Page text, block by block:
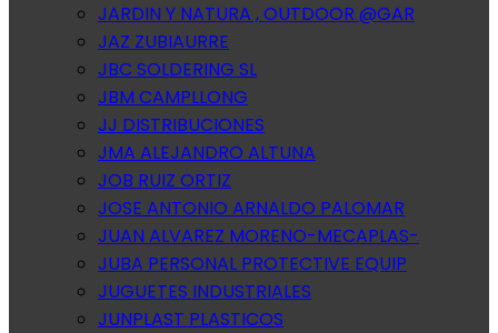
JARDIN Y NATURA , OUTDOOR @GAR
JAZ ZUBIAURRE
JBC SOLDERING SL
JBM CAMPLLONG
JJ DISTRIBUCIONES
JMA ALEJANDRO ALTUNA
JOB RUIZ ORTIZ
JOSE ANTONIO ARNALDO PALOMAR
JUAN ALVAREZ MORENO-MECAPLAS-
JUBA PERSONAL PROTECTIVE EQUIP
JUGUETES INDUSTRIALES
JUNPLAST PLASTICOS